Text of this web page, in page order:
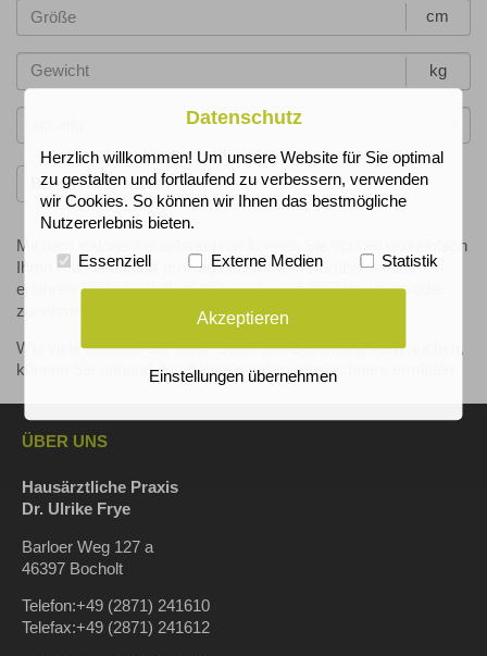
cm
kg
Mit dem Kalorienbedarfsrechner können Sie schnell und einfach
Ihren Kalorienbedarf pro Tag bestimmen. Darüber hinaus
erfahren Sie bei welchem Kalorienbedarf Sie abnehmen oder
zunehmen würden.
Wie viele Kalorien Sie durch Sport und Bewegung verbrauchen,
können Sie anhand des Kalorienverbrauchsrechners ermitteln.
ÜBER UNS
Hausärztliche Praxis
Dr. Ulrike Frye
Barloer Weg 127 a
46397 Bocholt
Telefon:+49 (2871) 241610
Telefax:+49 (2871) 241612
Datenschutz
Herzlich willkommen! Um unsere Website für Sie optimal
zu gestalten und fortlaufend zu verbessern, verwenden
wir Cookies. So können wir Ihnen das bestmögliche
Nutzererlebnis bieten.
Essenziell Externe Medien Statistik
Akzeptieren
Einstellungen übernehmen